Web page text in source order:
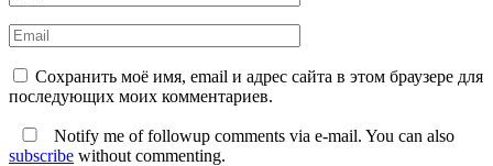
Сохранить моё имя, email и адрес сайта в этом браузере для
последующих моих комментариев.
Notify me of followup comments via e-mail. You can also
subscribe without commenting.